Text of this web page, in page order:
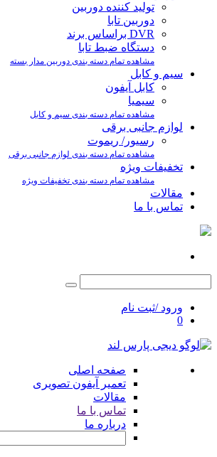
تولید کننده دوربین
دوربین تابا
DVR براساس برند
دستگاه ضبط تابا
مشاهده تمام دسته بندی دوربین مدار بسته
سیم و کابل
کابل آیفون
سیمیا
مشاهده تمام دسته بندی سیم و کابل
لوازم جانبی برقی
رسیور/ ریموت
مشاهده تمام دسته بندی لوازم جانبی برقی
تخفیفات ویژه
مشاهده تمام دسته بندی تخفیفات ویژه
مقالات
تماس با ما
ورود /ثبت نام
0
صفحه اصلی
تعمیر آیفون تصویری
مقالات
تماس با ما
درباره ما